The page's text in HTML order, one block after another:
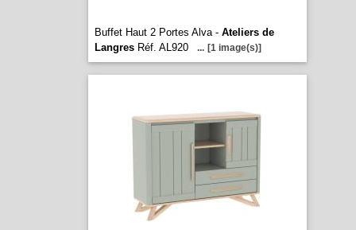
Buffet Haut 2 Portes Alva - Ateliers de
LangresRéf. AL920 ... [1 image(s)]